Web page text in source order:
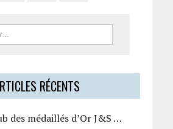
RÉCENTS
des médaillés d’Or J&S …